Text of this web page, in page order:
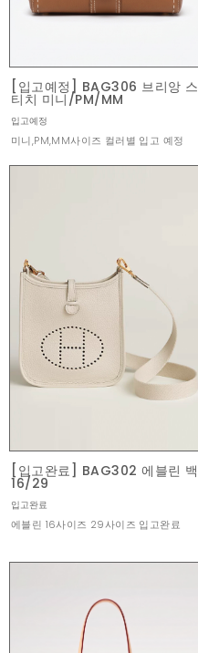
[입고예정] BAG306 브리앙 스
티치 미니/PM/MM
입고예정
미니,PM,MM사이즈 컬러별 입고 예정
[입고완료] BAG302 에블린 백
16/29
입고완료
에블린 16사이즈 29사이즈 입고완료